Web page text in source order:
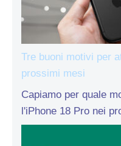
Tre buoni motivi per
prossimi mesi
Capiamo per quale
l'iPhone 18 Pro nei